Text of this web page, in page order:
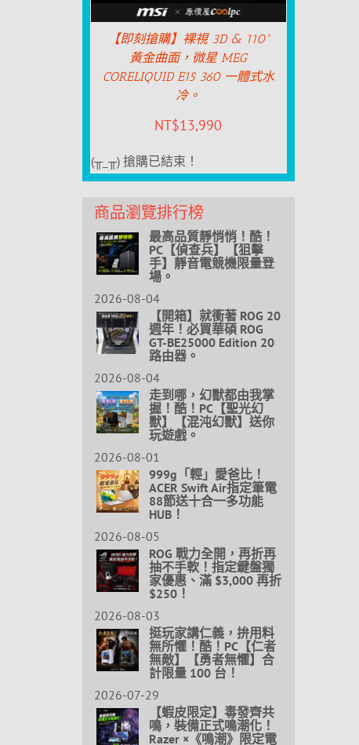
【即刻搶購】裸視 3D & 110°
黃金曲面，微星 MEG
CORELIQUID E15 360 一體式水
冷。
NT$13,990
(╥_╥) 搶購已結束！
商品瀏覽排行榜
最高品質靜悄悄！酷！
PC【偵查兵】【狙擊
手】靜音電競機限量登
場。
2026-08-04
【開箱】就衝著 ROG 20
週年！必買華碩 ROG
GT-BE25000 Edition 20
路由器。
2026-08-04
走到哪，幻獸都由我掌
握！酷！PC【聖光幻
獸】【混沌幻獸】送你
玩遊戲。
2026-08-01
999g「輕」愛爸比！
ACER Swift Air指定筆電
88節送十合一多功能
HUB！
2026-08-05
ROG 戰力全開，再折再
抽不手軟！指定鍵盤獨
家優惠、滿 $3,000 再折
$250！
2026-08-03
挺玩家講仁義，拚用料
無所懼！酷！PC【仁者
無敵】【勇者無懼】合
計限量 100 台！
2026-07-29
【蝦皮限定】毒發齊共
鳴，裝備正式鳴潮化！
Razer ×《鳴潮》限定電